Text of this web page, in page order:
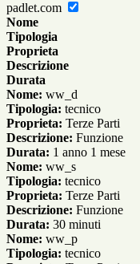
padlet.com
Nome
Tipologia
Proprieta
Descrizione
Durata
Nome: ww_d
Tipologia: tecnico
Proprieta: Terze Parti
Descrizione: Funzione
Durata: 1 anno 1 mese
Nome: ww_s
Tipologia: tecnico
Proprieta: Terze Parti
Descrizione: Funzione
Durata: 30 minuti
Nome: ww_p
Tipologia: tecnico